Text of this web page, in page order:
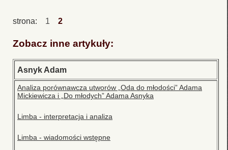
strona: 1 2
Zobacz inne artykuły:
Asnyk Adam
Analiza porównawcza utworów „Oda do młodości” Adama
Mickiewicza i „Do młodych” Adama Asnyka
Limba - interpretacja i analiza
Limba - wiadomości wstępne